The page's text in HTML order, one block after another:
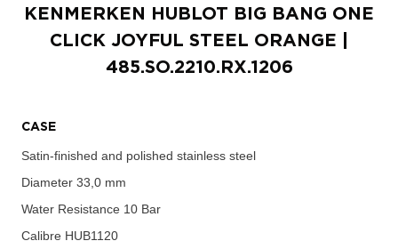
KENMERKEN
HUBLOT BIG BANG ONE
CLICK JOYFUL STEEL ORANGE
485.SO.2210.RX.1206
CASE
Satin-finished and polished stainless steel
Diameter 33,0 mm
Water Resistance 10 Bar
Calibre HUB1120